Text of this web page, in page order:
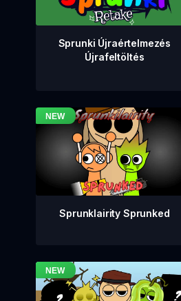
Sprunki Újraértelmezés
Újrafeltöltés
Sprunklairity Sprunked